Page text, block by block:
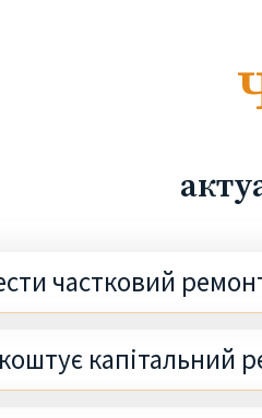
частковий
капітальний